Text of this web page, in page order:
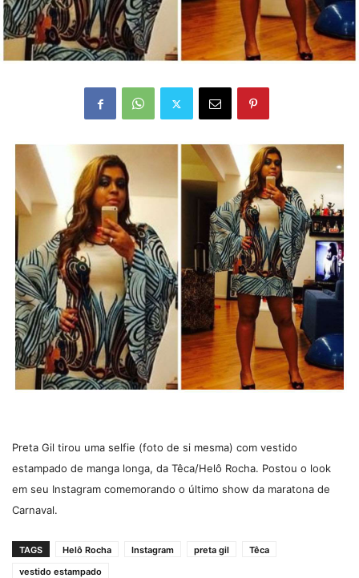
Preta Gil tirou uma selfie (foto de si mesma) com vestido
estampado de manga longa, da Têca/Helô Rocha. Postou o look
em seu Instagram comemorando o último show da maratona de
Carnaval.
TAGS Helô Rocha Instagram preta gil
Têca
vestido estampado